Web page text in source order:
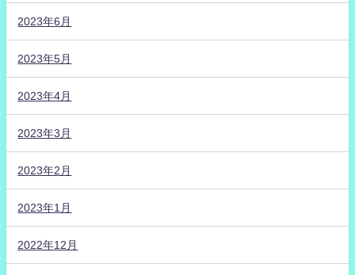
2023年6月
2023年5月
2023年4月
2023年3月
2023年2月
2023年1月
2022年12月